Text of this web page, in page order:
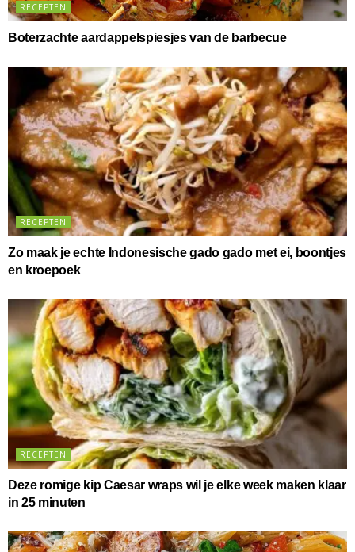
RECEPTEN
Boterzachte aardappelspiesjes van de barbecue
RECEPTEN
Zo maak je echte Indonesische gado gado met ei, boontjes
en kroepoek
RECEPTEN
Deze romige kip Caesar wraps wil je elke week maken klaar
in 25 minuten